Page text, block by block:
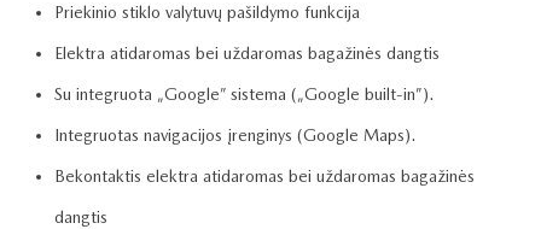
Priekinio stiklo valytuvų pašildymo funkcija
Elektra atidaromas bei uždaromas bagažinės dangtis
Su integruota „Google” sistema („Google built-in”).
Integruotas navigacijos įrenginys (Google Maps).
Bekontaktis elektra atidaromas bei uždaromas bagažinės
dangtis